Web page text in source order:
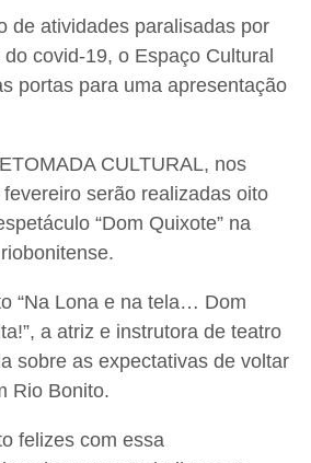
de atividades paralisadas por
covid-19, o Espaço Cultural
portas para uma apresentação
CULTURAL, nos
serão realizadas oito
“Dom Quixote” na
“Na Lona e na tela… Dom
a atriz e instrutora de teatro
sobre as expectativas de voltar
Rio Bonito.
felizes com essa